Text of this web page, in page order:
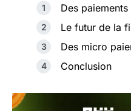
Des
Le futur de la
Des micro
Conclusion